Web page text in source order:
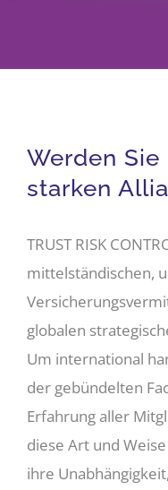
Werden
starken
TRUST RISK
mittelständischen,
globalen
Um international
der gebündelten
Erfahrung aller
diese Art und
ihre